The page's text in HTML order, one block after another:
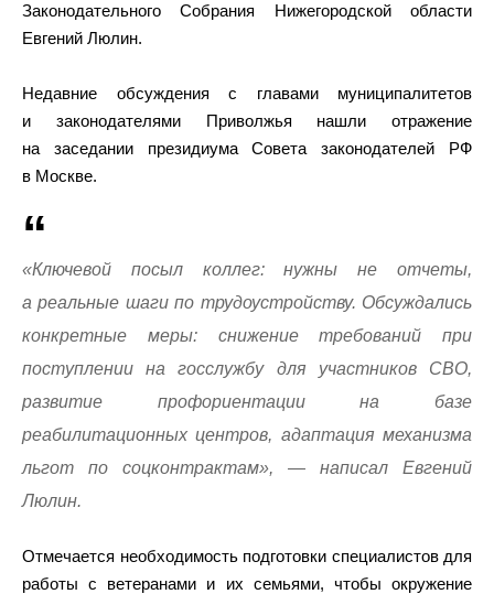
Законодательного Собрания Нижегородской области
Евгений Люлин.
Недавние обсуждения с главами муниципалитетов
и законодателями Приволжья нашли отражение
на заседании президиума Совета законодателей РФ
в Москве.
«Ключевой посыл коллег: нужны не отчеты,
а реальные шаги по трудоустройству. Обсуждались
конкретные меры: снижение требований при
поступлении на госслужбу для участников СВО,
развитие профориентации на базе
реабилитационных центров, адаптация механизма
льгот по соцконтрактам», — написал Евгений
Люлин.
Отмечается необходимость подготовки специалистов для
работы с ветеранами и их семьями, чтобы окружение